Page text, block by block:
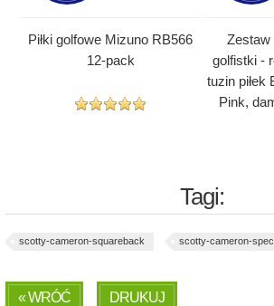
Piłki golfowe Mizuno RB566
12-pack
Zestaw
golfistki -
tuzin piłek
Pink,
Tagi:
scotty-cameron-squareback scotty-cameron-
« WRÓĆ DRUKUJ